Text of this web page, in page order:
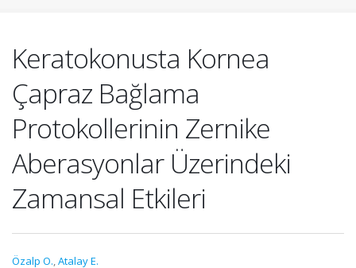
Keratokonusta Kornea
Çapraz Bağlama
Protokollerinin Zernike
Aberasyonlar Üzerindeki
Zamansal Etkileri
Özalp O.,Atalay E.